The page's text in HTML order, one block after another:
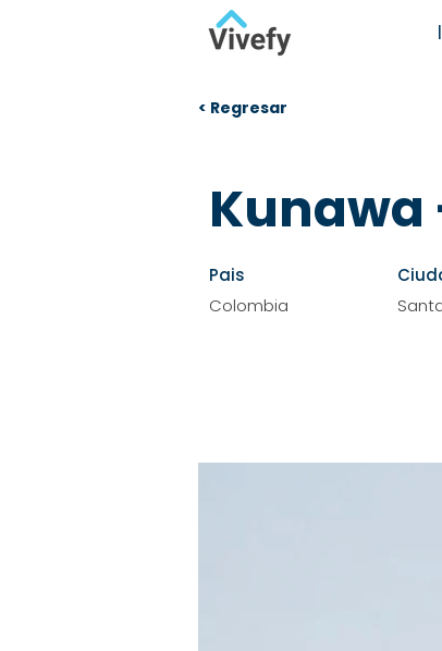
< Regresar
Kunawa
Pais
Colombia